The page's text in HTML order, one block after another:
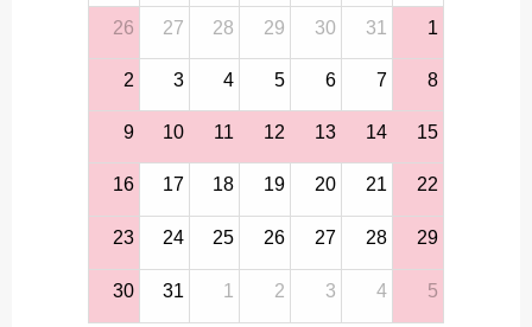
26
27 28 29 30 31 1
2 3 4 5 6 7 8
9 10 11 12 13 14 15
16 17 18 19 20 21 22
23 24 25 26 27 28 29
30 31 1 2 3 4 5